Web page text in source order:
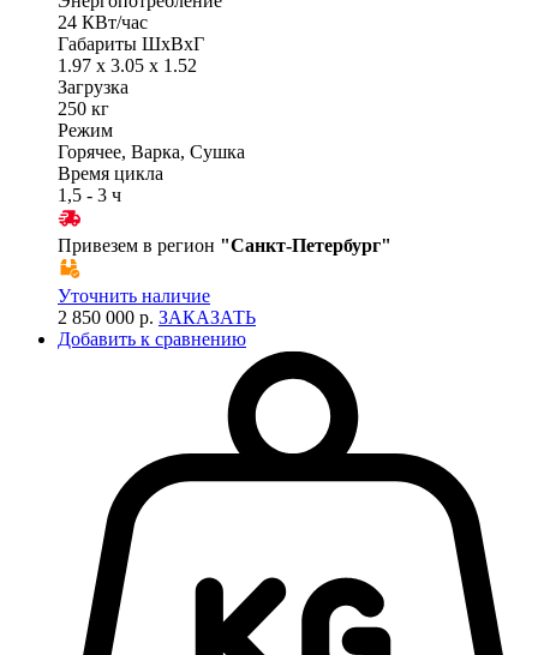
24 КВт/час
Габариты ШхВхГ
1.97 x 3.05 x 1.52
Загрузка
250 кг
Режим
Горячее, Варка, Сушка
Время цикла
1,5 - 3 ч
Привезем в регион "Санкт-Петербург"
Уточнить наличие
2 850 000 р. ЗАКАЗАТЬ
Добавить к сравнению